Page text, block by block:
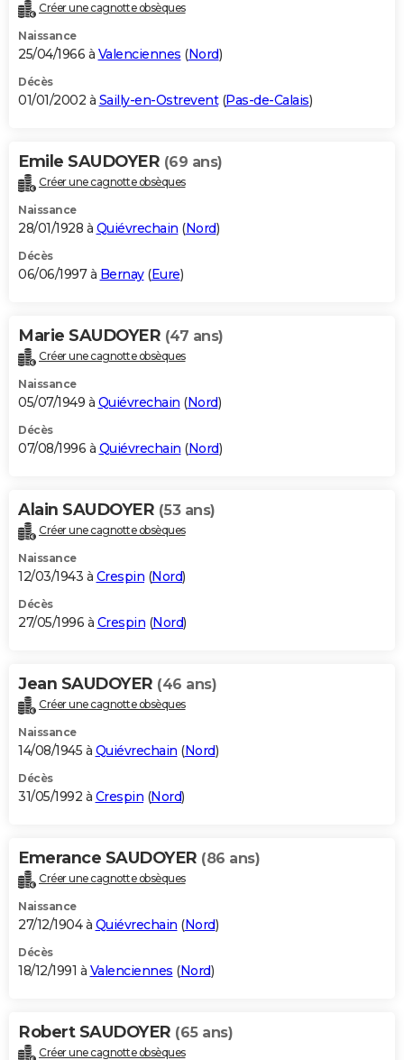
Créer une cagnotte obsèques
Naissance
25/04/1966 à Valenciennes (Nord)
Décès
01/01/2002 à Sailly-en-Ostrevent(Pas-de-Calais)
Emile SAUDOYER (69 ans)
Créer une cagnotte obsèques
Naissance
28/01/1928 à Quiévrechain (Nord)
Décès
06/06/1997 à Bernay(Eure)
Marie SAUDOYER (47 ans)
Créer une cagnotte obsèques
Naissance
05/07/1949 à Quiévrechain (Nord)
Décès
07/08/1996 à Quiévrechain (Nord)
Alain SAUDOYER (53 ans)
Créer une cagnotte obsèques
Naissance
12/03/1943 à Crespin (Nord)
Décès
27/05/1996 à Crespin (Nord)
Jean SAUDOYER (46 ans)
Créer une cagnotte obsèques
Naissance
14/08/1945 à Quiévrechain (Nord)
Décès
31/05/1992 à Crespin (Nord)
Emerance SAUDOYER (86 ans)
Créer une cagnotte obsèques
Naissance
27/12/1904 à Quiévrechain (Nord)
Décès
18/12/1991 à Valenciennes (Nord)
Robert SAUDOYER (65 ans)
Créer une cagnotte obsèques